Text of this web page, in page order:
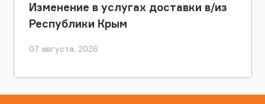
Изменение в услугах доставки в/из
Республики Крым
07 августа, 2026